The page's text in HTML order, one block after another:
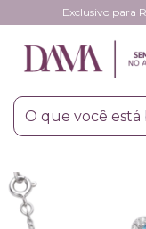
Exclusivo para